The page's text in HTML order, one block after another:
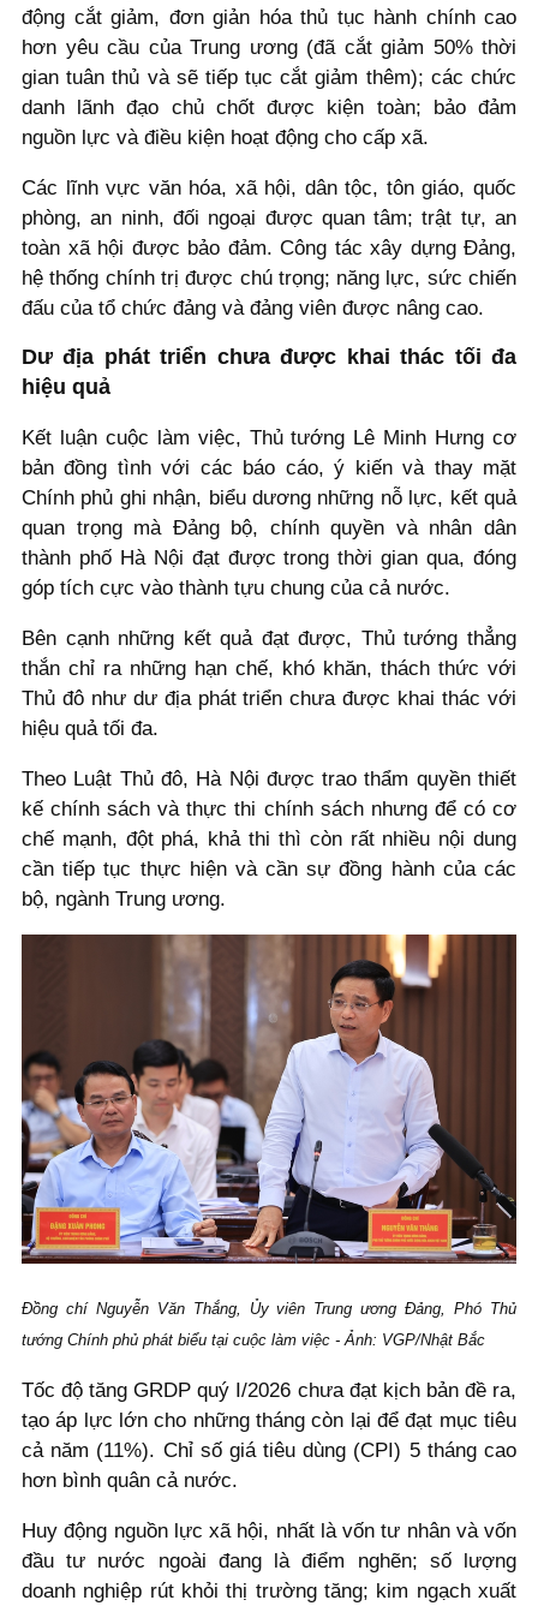
động cắt giảm, đơn giản hóa thủ tục hành chính cao
hơn yêu cầu của Trung ương (đã cắt giảm 50% thời
gian tuân thủ và sẽ tiếp tục cắt giảm thêm); các chức
danh lãnh đạo chủ chốt được kiện toàn; bảo đảm
nguồn lực và điều kiện hoạt động cho cấp xã.
Các lĩnh vực văn hóa, xã hội, dân tộc, tôn giáo, quốc
phòng, an ninh, đối ngoại được quan tâm; trật tự, an
toàn xã hội được bảo đảm. Công tác xây dựng Đảng,
hệ thống chính trị được chú trọng; năng lực, sức chiến
đấu của tổ chức đảng và đảng viên được nâng cao.
Dư địa phát triển chưa được khai thác tối đa
hiệu quả
Kết luận cuộc làm việc, Thủ tướng Lê Minh Hưng cơ
bản đồng tình với các báo cáo, ý kiến và thay mặt
Chính phủ ghi nhận, biểu dương những nỗ lực, kết quả
quan trọng mà Đảng bộ, chính quyền và nhân dân
thành phố Hà Nội đạt được trong thời gian qua, đóng
góp tích cực vào thành tựu chung của cả nước.
Bên cạnh những kết quả đạt được, Thủ tướng thẳng
thắn chỉ ra những hạn chế, khó khăn, thách thức với
Thủ đô như dư địa phát triển chưa được khai thác với
hiệu quả tối đa.
Theo Luật Thủ đô, Hà Nội được trao thẩm quyền thiết
kế chính sách và thực thi chính sách nhưng để có cơ
chế mạnh, đột phá, khả thi thì còn rất nhiều nội dung
cần tiếp tục thực hiện và cần sự đồng hành của các
bộ, ngành Trung ương.
Đồng chí Nguyễn Văn Thắng, Ủy viên Trung ương Đảng, Phó Thủ
tướng Chính phủ phát biểu tại cuộc làm việc - Ảnh: VGP/Nhật Bắc
Tốc độ tăng GRDP quý I/2026 chưa đạt kịch bản đề ra,
tạo áp lực lớn cho những tháng còn lại để đạt mục tiêu
cả năm (11%). Chỉ số giá tiêu dùng (CPI) 5 tháng cao
hơn bình quân cả nước.
Huy động nguồn lực xã hội, nhất là vốn tư nhân và vốn
đầu tư nước ngoài đang là điểm nghẽn; số lượng
doanh nghiệp rút khỏi thị trường tăng; kim ngạch xuất